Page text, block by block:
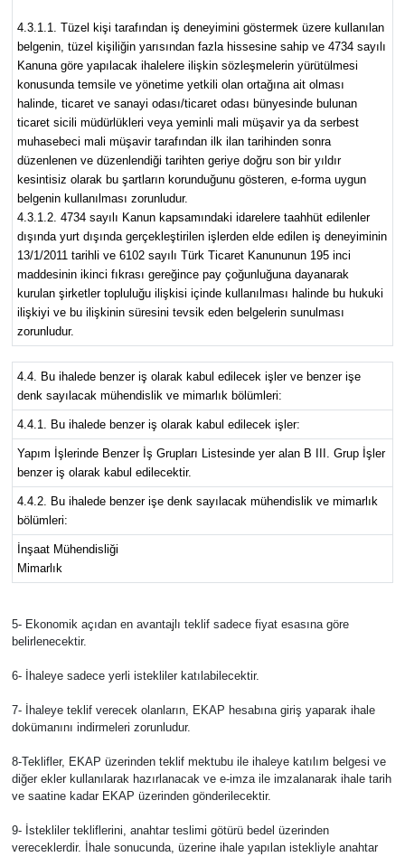
4.3.1.1. Tüzel kişi tarafından iş deneyimini göstermek üzere kullanılan
belgenin, tüzel kişiliğin yarısından fazla hissesine sahip ve 4734 sayılı
Kanuna göre yapılacak ihalelere ilişkin sözleşmelerin yürütülmesi
konusunda temsile ve yönetime yetkili olan ortağına ait olması
halinde, ticaret ve sanayi odası/ticaret odası bünyesinde bulunan
ticaret sicili müdürlükleri veya yeminli mali müşavir ya da serbest
muhasebeci mali müşavir tarafından ilk ilan tarihinden sonra
düzenlenen ve düzenlendiği tarihten geriye doğru son bir yıldır
kesintisiz olarak bu şartların korunduğunu gösteren, e-forma uygun
belgenin kullanılması zorunludur.
4.3.1.2. 4734 sayılı Kanun kapsamındaki idarelere taahhüt edilenler
dışında yurt dışında gerçekleştirilen işlerden elde edilen iş deneyiminin
13/1/2011 tarihli ve 6102 sayılı Türk Ticaret Kanununun 195 inci
maddesinin ikinci fıkrası gereğince pay çoğunluğuna dayanarak
kurulan şirketler topluluğu ilişkisi içinde kullanılması halinde bu hukuki
ilişkiyi ve bu ilişkinin süresini tevsik eden belgelerin sunulması
zorunludur.
4.4. Bu ihalede benzer iş olarak kabul edilecek işler ve benzer işe
denk sayılacak mühendislik ve mimarlık bölümleri:
4.4.1. Bu ihalede benzer iş olarak kabul edilecek işler:
Yapım İşlerinde Benzer İş Grupları Listesinde yer alan B III. Grup İşler
benzer iş olarak kabul edilecektir.
4.4.2. Bu ihalede benzer işe denk sayılacak mühendislik ve mimarlık
bölümleri:
İnşaat Mühendisliği
Mimarlık
5- Ekonomik açıdan en avantajlı teklif sadece fiyat esasına göre
belirlenecektir.
6- İhaleye sadece yerli istekliler katılabilecektir.
7- İhaleye teklif verecek olanların, EKAP hesabına giriş yaparak ihale
dokümanını indirmeleri zorunludur.
8-Teklifler, EKAP üzerinden teklif mektubu ile ihaleye katılım belgesi ve
diğer ekler kullanılarak hazırlanacak ve e-imza ile imzalanarak ihale tarih
ve saatine kadar EKAP üzerinden gönderilecektir.
9- İstekliler tekliflerini, anahtar teslimi götürü bedel üzerinden
vereceklerdir. İhale sonucunda, üzerine ihale yapılan istekliyle anahtar